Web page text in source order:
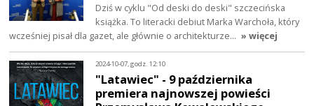
Dziś w cyklu "Od deski do deski" szczecińska
książka. To literacki debiut Marka Warchoła, który
wcześniej pisał dla gazet, ale głównie o architekturze… » więcej
2024-10-07, godz. 12:10
"Latawiec" - 9 października
premiera najnowszej powieści